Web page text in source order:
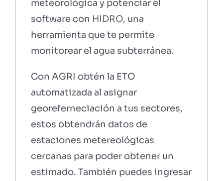
meteorológica y potenciar el
software con HIDRO, una
herramienta que te permite
monitorear el agua subterránea.
Con AGRI obtén la ETO
automatizada al asignar
georeferneciación a tus sectores,
estos obtendrán datos de
estaciones metereológicas
cercanas para poder obtener un
estimado. También puedes ingresar